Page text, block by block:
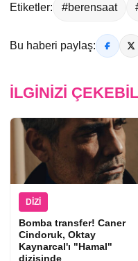
Etiketler: #berensaat
Bu haberi paylaş:
İLGINIZI
DIZI
Bomba transfer! Caner
Cindoruk, Oktay
Kaynarcal'ı "Hamal"
dizisinde